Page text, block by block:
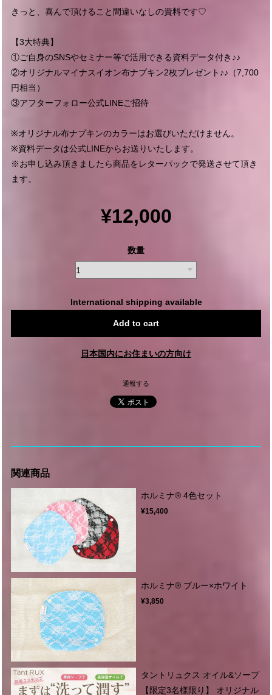
きっと、喜んで頂けること間違いなしの資料です♡
【3大特典】
①ご自身のSNSやセミナー等で活用できる資料データ付き♪♪
②オリジナルマイナスイオン布ナプキン2枚プレゼント♪♪（7,700
円相当）
③アフターフォロー公式LINEご招待
※オリジナル布ナプキンのカラーはお選びいただけません。
※資料データは公式LINEからお送りいたします。
※お申し込み頂きましたら商品をレターパックで発送させて頂き
ます。
¥12,000
数量
International shipping available
Add to cart
日本国内にお住まいの方向け
通報する
関連商品
ホルミナ®︎ 4色セット
¥15,400
ホルミナ®︎ ブルー×ホワイト
¥3,850
タントリュクス オイル&ソープ
【限定3名様限り】 オリジナル